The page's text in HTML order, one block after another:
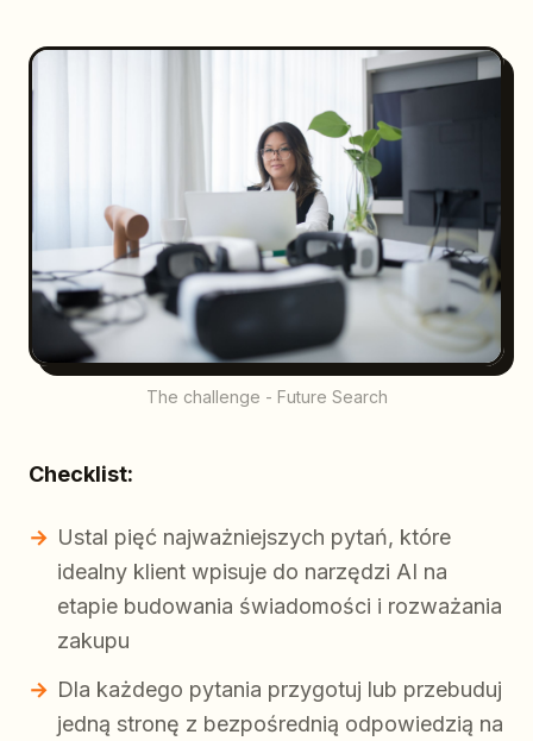
The challenge - Future Search
Checklist:
Ustal pięć najważniejszych pytań, które
idealny klient wpisuje do narzędzi AI na
etapie budowania świadomości i rozważania
zakupu
Dla każdego pytania przygotuj lub przebuduj
jedną stronę z bezpośrednią odpowiedzią na